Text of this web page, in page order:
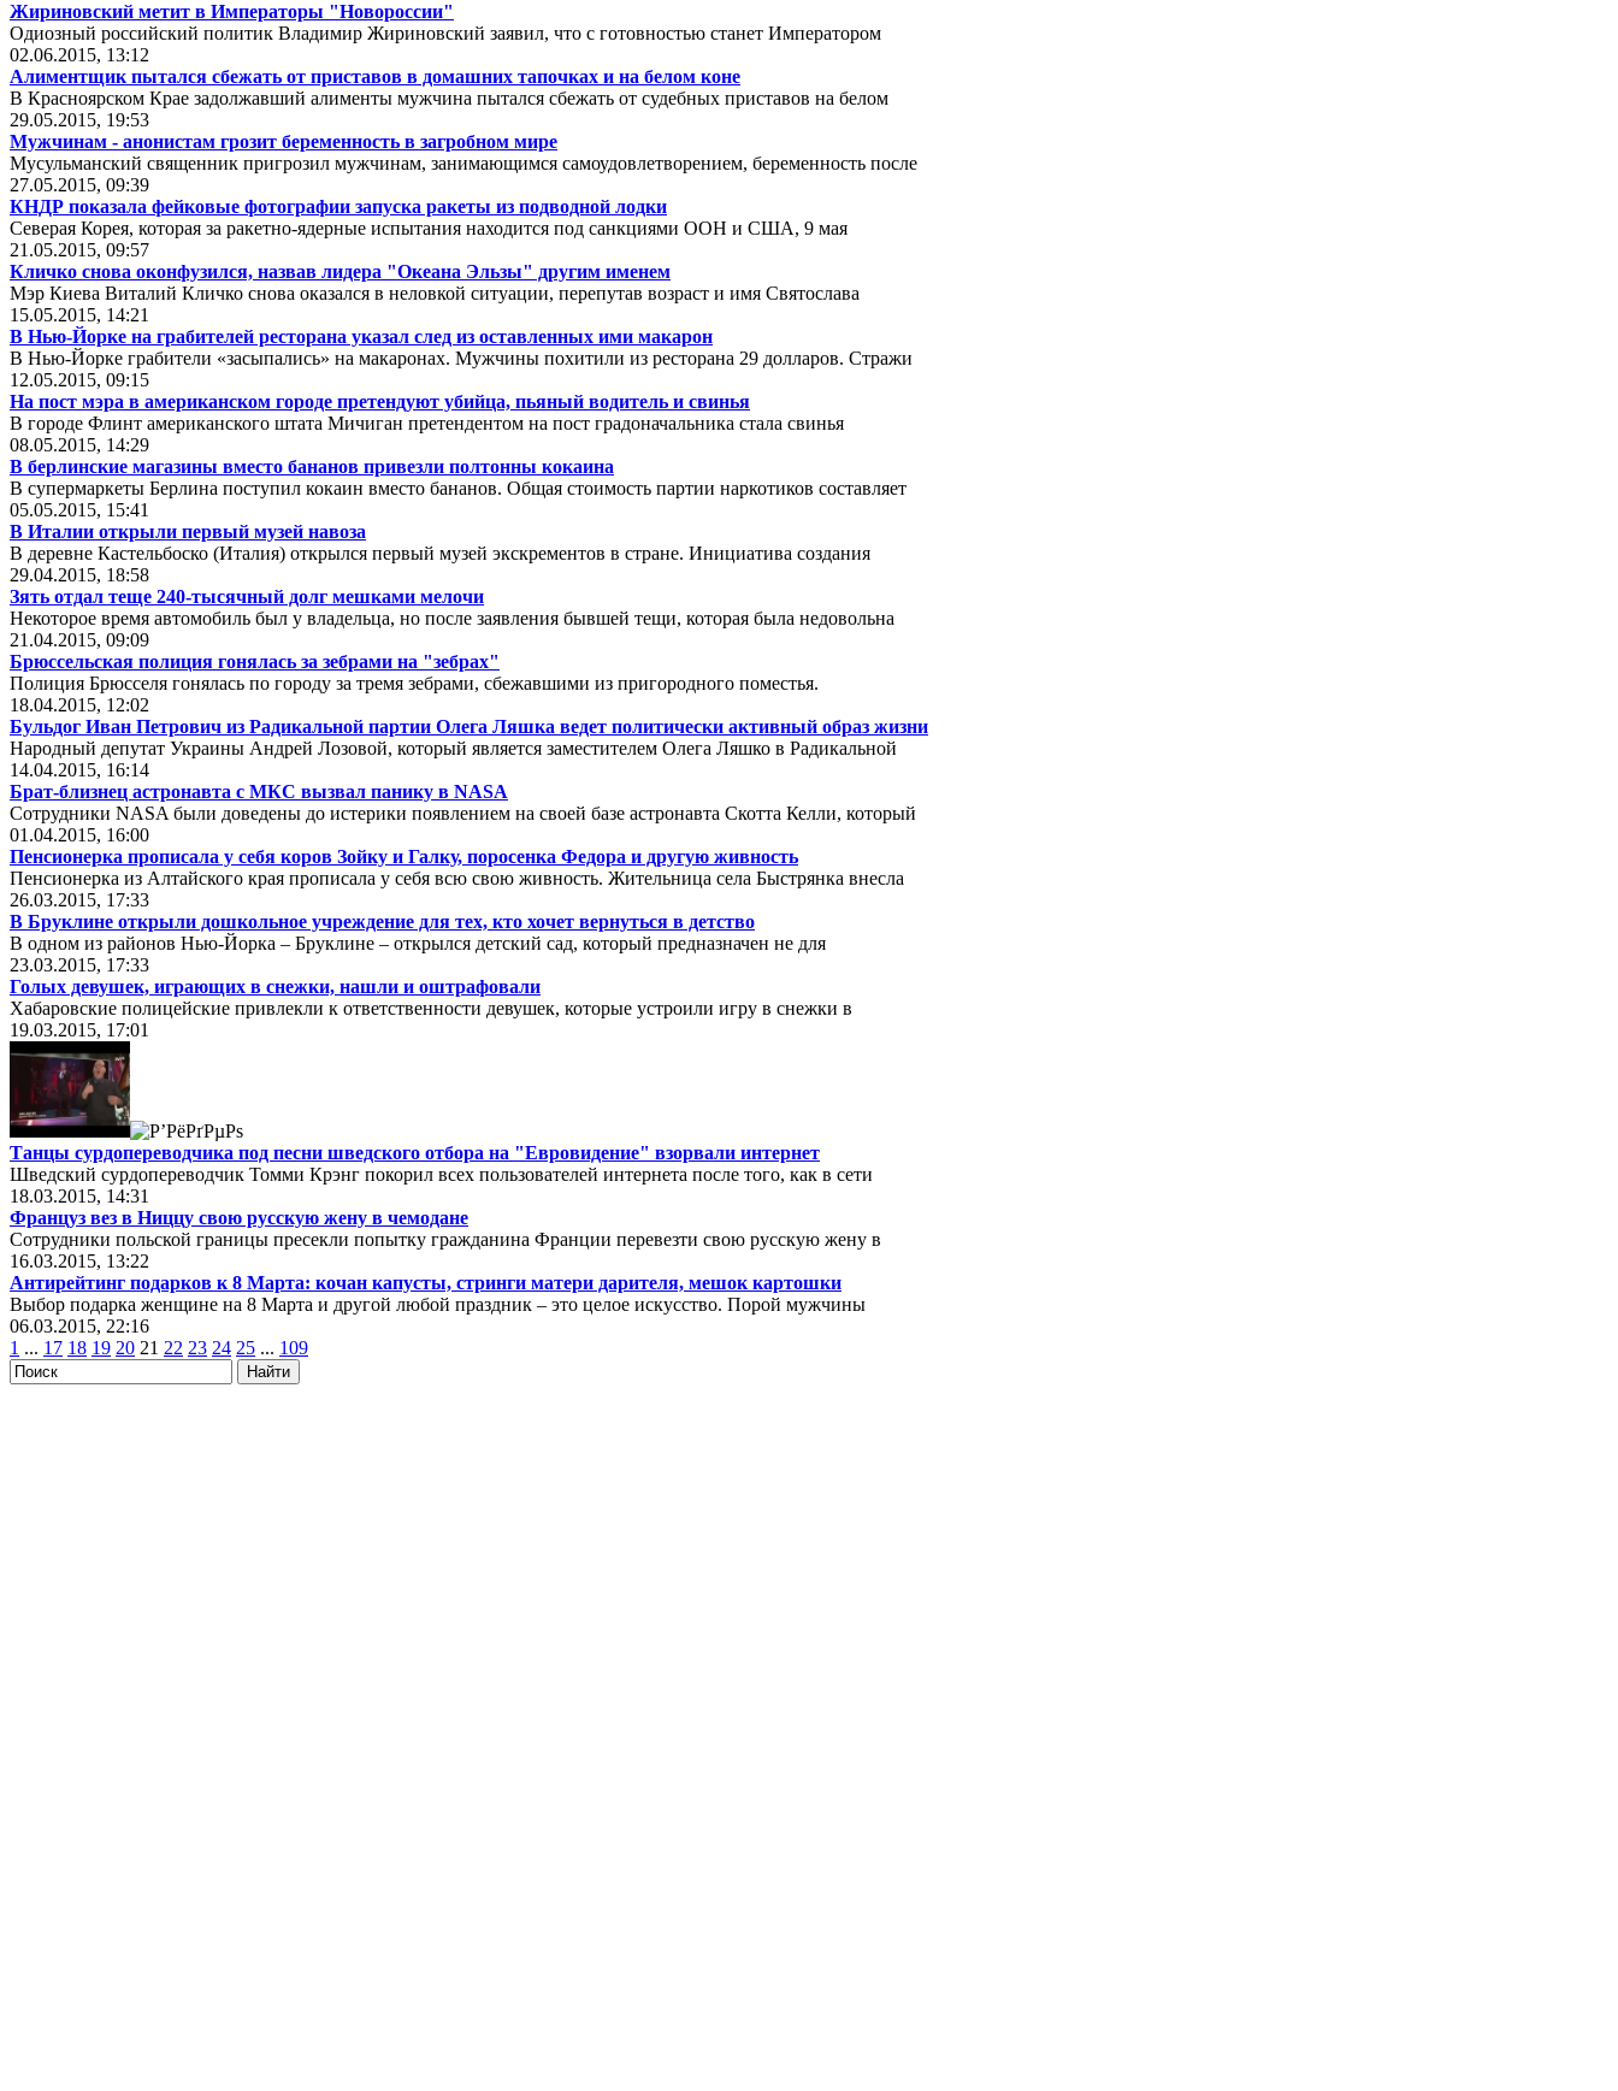
Жириновский метит в Императоры "Новороссии"
Одиозный российский политик Владимир Жириновский заявил, что с готовностью станет Императором
02.06.2015, 13:12
Алиментщик пытался сбежать от приставов в домашних тапочках и на белом коне
В Красноярском Крае задолжавший алименты мужчина пытался сбежать от судебных приставов на белом
29.05.2015, 19:53
Мужчинам - анонистам грозит беременность в загробном мире
Мусульманский священник пригрозил мужчинам, занимающимся самоудовлетворением, беременность после
27.05.2015, 09:39
КНДР показала фейковые фотографии запуска ракеты из подводной лодки
Северая Корея, которая за ракетно-ядерные испытания находится под санкциями ООН и США, 9 мая
21.05.2015, 09:57
Кличко снова оконфузился, назвав лидера "Океана Эльзы" другим именем
Мэр Киева Виталий Кличко снова оказался в неловкой ситуации, перепутав возраст и имя Святослава
15.05.2015, 14:21
В Нью-Йорке на грабителей ресторана указал след из оставленных ими макарон
В Нью-Йорке грабители «засыпались» на макаронах. Мужчины похитили из ресторана 29 долларов. Стражи
12.05.2015, 09:15
На пост мэра в американском городе претендуют убийца, пьяный водитель и свинья
В городе Флинт американского штата Мичиган претендентом на пост градоначальника стала свинья
08.05.2015, 14:29
В берлинские магазины вместо бананов привезли полтонны кокаина
В супермаркеты Берлина поступил кокаин вместо бананов. Общая стоимость партии наркотиков составляет
05.05.2015, 15:41
В Италии открыли первый музей навоза
В деревне Кастельбоско (Италия) открылся первый музей экскрементов в стране. Инициатива создания
29.04.2015, 18:58
Зять отдал теще 240-тысячный долг мешками мелочи
Некоторое время автомобиль был у владельца, но после заявления бывшей тещи, которая была недовольна
21.04.2015, 09:09
Брюссельская полиция гонялась за зебрами на "зебрах"
Полиция Брюсселя гонялась по городу за тремя зебрами, сбежавшими из пригородного поместья.
18.04.2015, 12:02
Бульдог Иван Петрович из Радикальной партии Олега Ляшка ведет политически активный образ жизни
Народный депутат Украины Андрей Лозовой, который является заместителем Олега Ляшко в Радикальной
14.04.2015, 16:14
Брат-близнец астронавта с МКС вызвал панику в NASA
Сотрудники NASA были доведены до истерики появлением на своей базе астронавта Скотта Келли, который
01.04.2015, 16:00
Пенсионерка прописала у себя коров Зойку и Галку, поросенка Федора и другую живность
Пенсионерка из Алтайского края прописала у себя всю свою живность. Жительница села Быстрянка внесла
26.03.2015, 17:33
В Бруклине открыли дошкольное учреждение для тех, кто хочет вернуться в детство
В одном из районов Нью-Йорка – Бруклине – открылся детский сад, который предназначен не для
23.03.2015, 17:33
Голых девушек, играющих в снежки, нашли и оштрафовали
Хабаровские полицейские привлекли к ответственности девушек, которые устроили игру в снежки в
19.03.2015, 17:01
Танцы сурдопереводчика под песни шведского отбора на "Евровидение" взорвали интернет
Шведский сурдопереводчик Томми Крэнг покорил всех пользователей интернета после того, как в сети
18.03.2015, 14:31
Француз вез в Ниццу свою русскую жену в чемодане
Сотрудники польской границы пресекли попытку гражданина Франции перевезти свою русскую жену в
16.03.2015, 13:22
Антирейтинг подарков к 8 Марта: кочан капусты, стринги матери дарителя, мешок картошки
Выбор подарка женщине на 8 Марта и другой любой праздник – это целое искусство. Порой мужчины
06.03.2015, 22:16
1 ... 17 18 19 20 21 22 23 24 25 ... 109